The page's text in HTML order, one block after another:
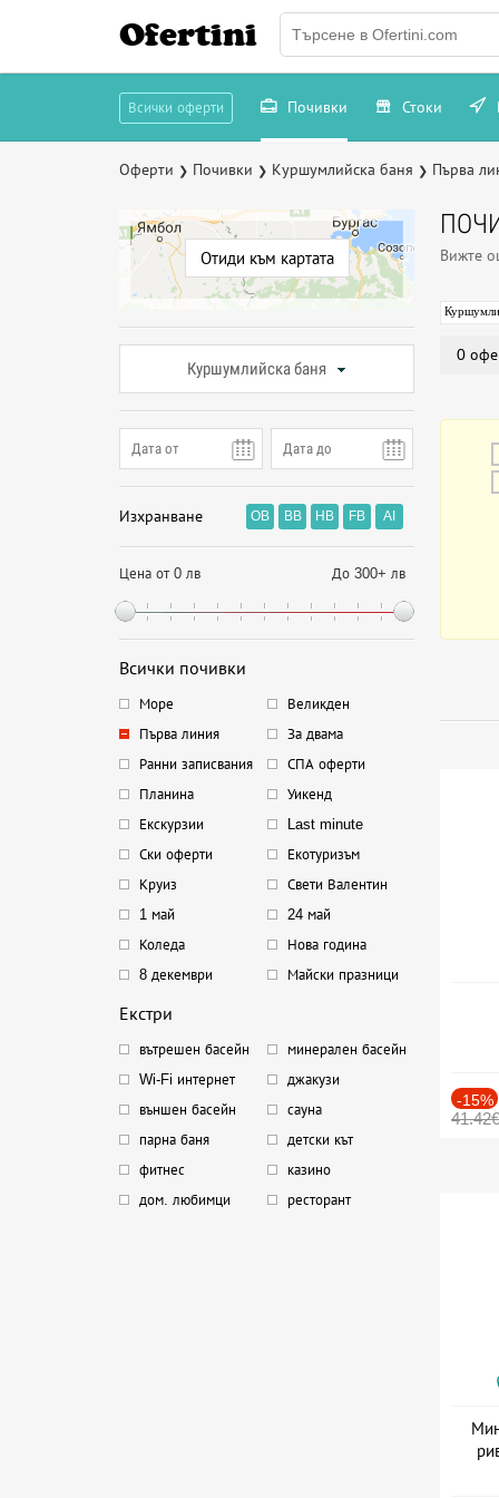
Ofertini
Всички оферти Почивки Стоки
Оферти ❯ Почивки ❯ Куршумлийска баня ❯ Първа
Отиди към картата
Куршумлийска баня
Изхранване OB BB HB FB AI
Цена от 0 лв До 300+ лв
Всички почивки
Море
Великден
Първа линия
За двама
Ранни записвания
СПА оферти
Планина
Уикенд
Екскурзии
Last minute
Ски оферти
Екотуризъм
Круиз
Свети Валентин
1 май
24 май
Коледа
Нова година
8 декември
Майски празници
Екстри
вътрешен басейн
минерален басейн
Wi-Fi интернет
джакузи
външен басейн
сауна
парна баня
детски кът
фитнес
казино
дом. любимци
ресторант
Вижте
0
-15%
41.42€